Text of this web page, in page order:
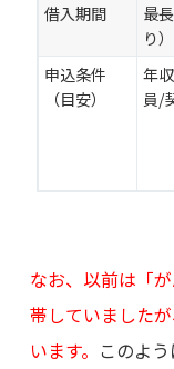
借入期間
最
り）
申込条件
（目安）
年
員/
なお、以前は「
帯していました
います。 このよ